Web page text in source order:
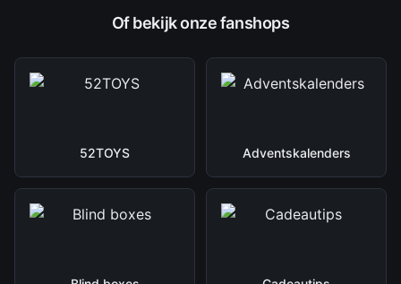
Of bekijk onze fanshops
52TOYS Adventskalenders